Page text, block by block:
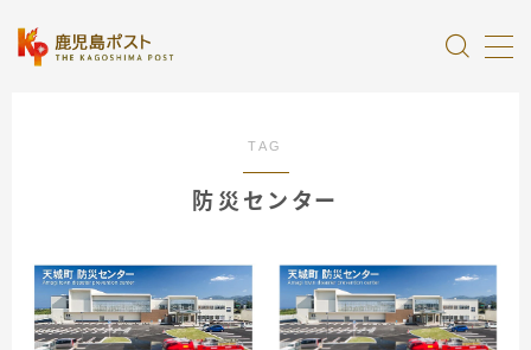
受賞・報道
TAG
防災センター